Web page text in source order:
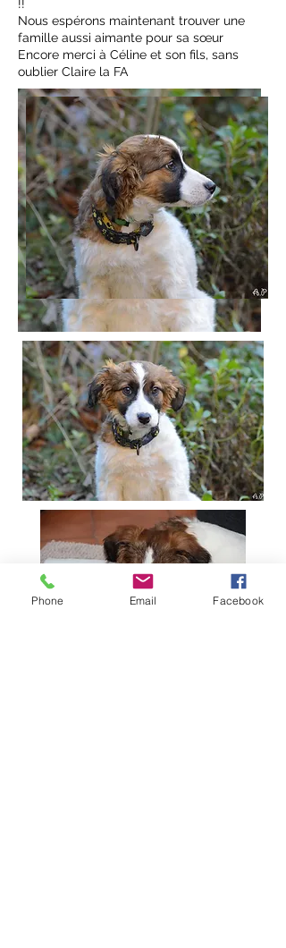
!!
Nous espérons maintenant trouver une
famille aussi aimante pour sa sœur
Encore merci à Céline et son fils, sans
oublier Claire la FA
Phone Email Facebook